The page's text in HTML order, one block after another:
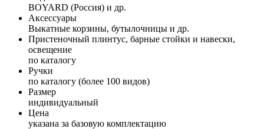
BOYARD (Россия) и др.
Аксессуары
Выкатные корзины, бутылочницы и др.
Пристеночный плинтус, барные стойки и навески,
освещение
по каталогу
Ручки
по каталогу (более 100 видов)
Размер
индивидуальный
Цена
указана за базовую комплектацию